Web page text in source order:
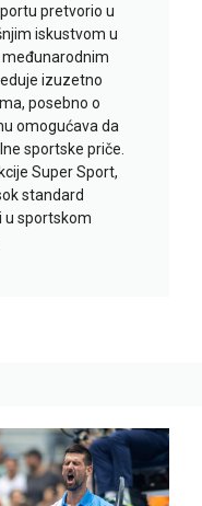
pretvorio u
iskustvom u
izuzetno
posebno o
omogućava da
sportske priče.
Super Sport,
standard
u sportskom